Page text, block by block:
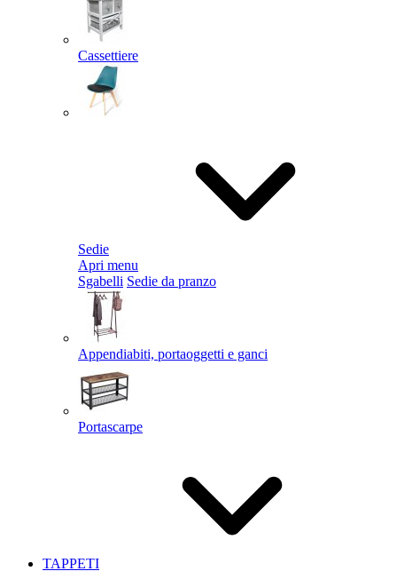
Cassettiere
Sedie
Apri menu
Sgabelli Sedie da pranzo
Appendiabiti, portaoggetti e ganci
Portascarpe
TAPPETI